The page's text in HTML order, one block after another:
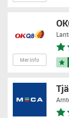
Mer info